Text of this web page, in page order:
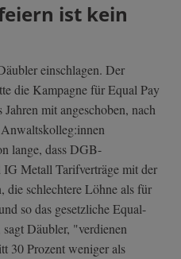
ist kein
einschlagen. Der
die Kampagne für Equal Pay
mit angeschoben, nach
lange, dass DGB-
Metall Tarifverträge mit der
die schlechtere Löhne als für
so das gesetzliche Equal-
Däubler, "verdienen
30 Prozent weniger als